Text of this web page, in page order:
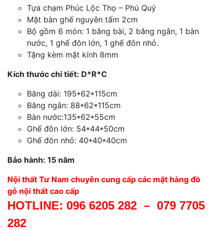
Tựa chạm Phúc Lộc Thọ – Phú Quý
Mặt bàn ghế nguyên tấm 2cm
Bộ gồm 6 món: 1 băng bài, 2 băng ngắn, 1 bàn
nước, 1 ghế đôn lớn, 1 ghế đôn nhỏ.
Tặng kèm mặt kính 8mm
Kích thước chi tiết: D*R*C
Băng dài: 195*62*115cm
Băng ngắn: 88*62*115cm
Bàn nước:135*62*55cm
Ghế đôn lớn: 54*44*50cm
Ghế đôn nhỏ: 40*40*40cm
Bảo hành: 15 năm
Nội thất Tư Nam chuyên cung cấp các mặt hàng đồ
gỗ nội thất cao cấp
HOTLINE: 096 6205 282 – 079 7705
282